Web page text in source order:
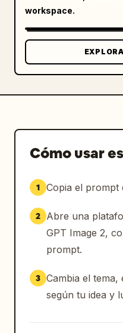
workspace.
Cómo usar
1 Copia el prompt
2
Abre una
GPT Image 2,
prompt.
3 Cambia el tema,
según tu idea y